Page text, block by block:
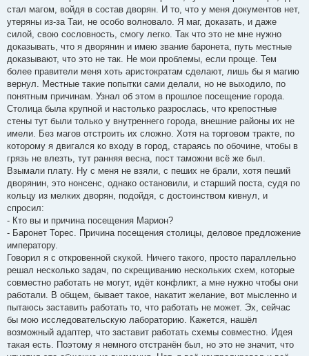
стал магом, войдя в состав дворян. И то, что у меня документов нет,
утеряны из-за Таи, не особо волновало. Я маг, доказать, и даже
силой, свою сословность, смогу легко. Так что это не мне нужно
доказывать, что я дворянин и имею звание баронета, путь местные
доказывают, что это не так. Не мои проблемы, если проще. Тем
более правители меня хоть аристократам сделают, лишь бы я магию
вернул. Местные такие попытки сами делали, но не выходило, по
понятным причинам. Узнал об этом в прошлое посещение города.
Столица была крупной и настолько разрослась, что крепостные
стены тут были только у внутреннего города, внешние районы их не
имели. Без магов отстроить их сложно. Хотя на торговом тракте, по
которому я двигался ко входу в город, стараясь по обочине, чтобы в
грязь не влезть, тут ранняя весна, пост таможни всё же был.
Взымали плату. Ну с меня не взяли, с пеших не брали, хотя пеший
дворянин, это нонсенс, однако остановили, и старший поста, судя по
кольцу из мелких дворян, подойдя, с достоинством кивнул, и
спросил:
- Кто вы и причина посещения Марион?
- Баронет Торес. Причина посещения столицы, деловое предложение
императору.
Говорил я с откровенной скукой. Ничего такого, просто параллельно
решал несколько задач, по скрещиванию нескольких схем, которые
совместно работать не могут, идёт конфликт, а мне нужно чтобы они
работали. В общем, бывает такое, накатит желание, вот мысленно и
пытаюсь заставить работать то, что работать не может. Эх, сейчас
бы мою исследовательскую лабораторию. Кажется, нашёл
возможный адаптер, что заставит работать схемы совместно. Идея
такая есть. Поэтому я немного отстранён был, но это не значит, что